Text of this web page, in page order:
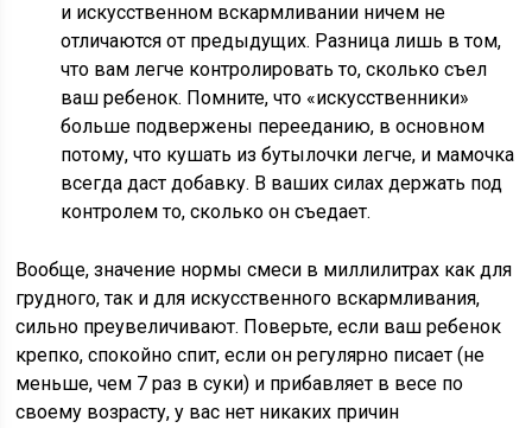
и искусственном вскармливании ничем не
отличаются от предыдущих. Разница лишь в том,
что вам легче контролировать то, сколько съел
ваш ребенок. Помните, что «искусственники»
больше подвержены перееданию, в основном
потому, что кушать из бутылочки легче, и мамочка
всегда даст добавку. В ваших силах держать под
контролем то, сколько он съедает.
Вообще, значение нормы смеси в миллилитрах как для
грудного, так и для искусственного вскармливания,
сильно преувеличивают. Поверьте, если ваш ребенок
крепко, спокойно спит, если он регулярно писает (не
меньше, чем 7 раз в суки) и прибавляет в весе по
своему возрасту, у вас нет никаких причин